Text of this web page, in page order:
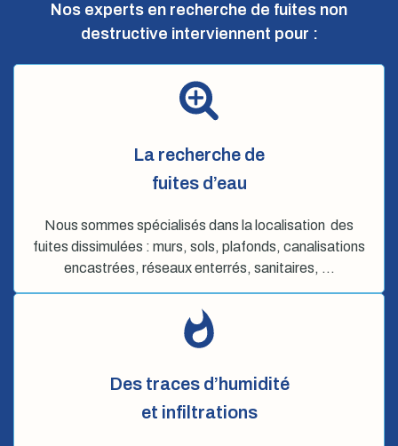
Nos experts en recherche de fuites non
destructive interviennent pour :
La recherche de
fuites d’eau
Nous sommes spécialisés dans la localisation des
fuites dissimulées : murs, sols, plafonds, canalisations
encastrées, réseaux enterrés, sanitaires, …
Des traces d’humidité
et infiltrations